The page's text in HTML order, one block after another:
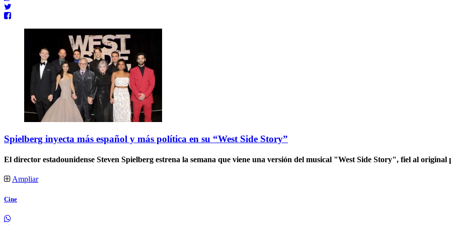
Spielberg inyecta más español y más política en su “West Side Story”
El director estadounidense Steven Spielberg estrena la semana que viene una versión del musical "West Side Story", fiel al original
Ampliar
Cine